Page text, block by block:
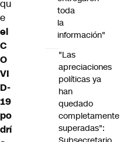
qu
e
el
C
O
VI
D-
19
po
drí
toda
la
información"
"Las
apreciaciones
políticas ya
han
quedado
completamente
superadas":